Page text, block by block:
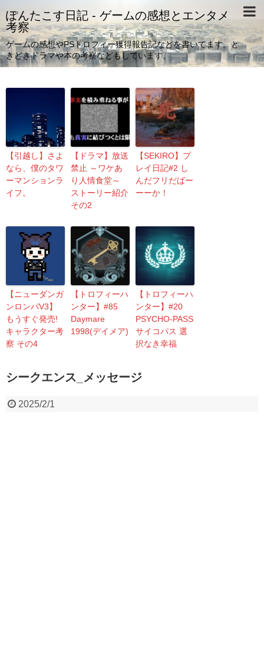
ぽんたこす日記 - ゲームの感想とエンタメ
考察
ゲームの感想やPSトロフィー獲得報告記などを書いてます。と
きどきドラマや本の考察などもしています。
【引越し】さよ
なら、僕のタワ
ーマンションラ
イフ。
【ドラマ】放送
禁止 ～ワケあ
り人情食堂～
ストーリー紹介
その2
【SEKIRO】プ
レイ日記#2 し
んだフリだばー
ーーか！
【ニューダンガ
ンロンパV3】
もうすぐ発売!
キャラクター考
察 その4
【トロフィーハ
ンター】#85
Daymare
1998(デイメア)
【トロフィーハ
ンター】#20
PSYCHO-PASS
サイコパス 選
択なき幸福
シークエンス_メッセージ
2025/2/1